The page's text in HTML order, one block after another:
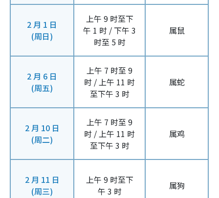
2 月 1 日
(周日)
上午 9 时至下
午 1 时 / 下午 3
时至 5 时
属鼠
2 月 6 日
(周五)
上午 7 时至 9
时 / 上午 11 时
至下午 3 时
属蛇
2 月 10 日
(周二)
上午 7 时至 9
时 / 上午 11 时
至下午 3 时
属鸡
2 月 11 日
(周三)
上午 9 时至下
午 3 时
属狗